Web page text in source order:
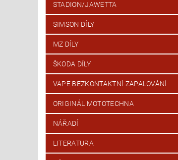
STADION/JAWETTA
SIMSON DÍLY
MZ DÍLY
ŠKODA DÍLY
VAPE BEZKONTAKTNÍ ZAPALOVÁNÍ
ORIGINÁL MOTOTECHNA
NÁŘADÍ
LITERATURA